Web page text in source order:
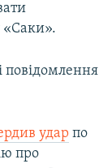
«Саки».
повідомлення
удар по
про